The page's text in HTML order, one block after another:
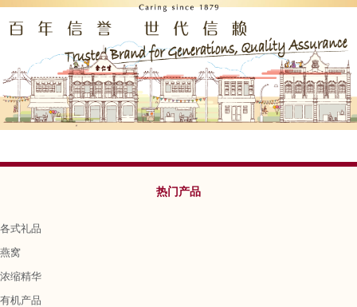
热门产品
各式礼品
燕窝
浓缩精华
有机产品